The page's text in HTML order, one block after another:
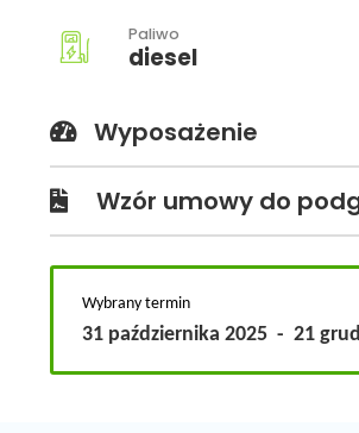
Paliwo
diesel
Wyposażenie
Wzór umowy do
Wybrany termin
31 października 2025 - 21